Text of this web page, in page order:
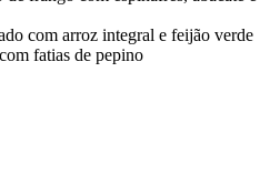
com arroz integral e feijão verde
fatias de pepino